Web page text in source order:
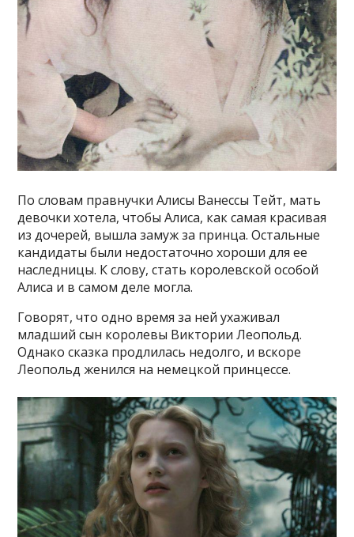
По словам правнучки Алисы Ванессы Тейт, мать
девочки хотела, чтобы Алиса, как самая красивая
из дочерей, вышла замуж за принца. Остальные
кандидаты были недостаточно хороши для ее
наследницы. К слову, стать королевской особой
Алиса и в самом деле могла.
Говорят, что одно время за ней ухаживал
младший сын королевы Виктории Леопольд.
Однако сказка продлилась недолго, и вскоре
Леопольд женился на немецкой принцессе.